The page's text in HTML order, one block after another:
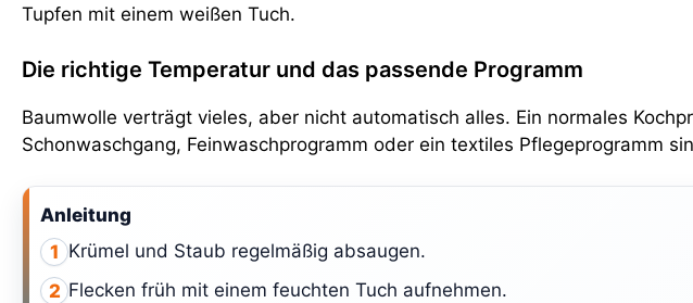
Tupfen mit einem weißen Tuch.
Die richtige Temperatur und das passende Programm
Baumwolle verträgt vieles, aber nicht automatisch alles. Ein normales
Schonwaschgang, Feinwaschprogramm oder ein textiles Pflegeprogramm
Anleitung
1 Krümel und Staub regelmäßig absaugen.
2 Flecken früh mit einem feuchten Tuch aufnehmen.